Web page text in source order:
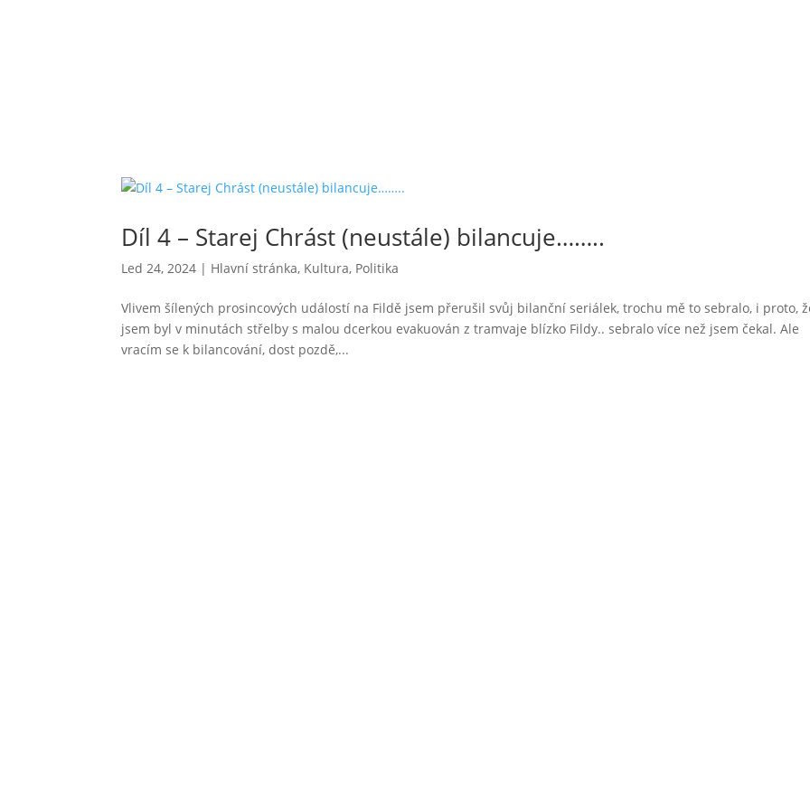
Díl 4 – Starej Chrást (neustále) bilancuje……..
Led 24, 2024 | Hlavní stránka, Kultura, Politika
Vlivem šílených prosincových událostí na Fildě jsem přerušil svůj bilanční seriálek, trochu mě to sebralo, i proto,
jsem byl v minutách střelby s malou dcerkou evakuován z tramvaje blízko Fildy.. sebralo více než jsem čekal. Ale
vracím se k bilancování, dost pozdě,...